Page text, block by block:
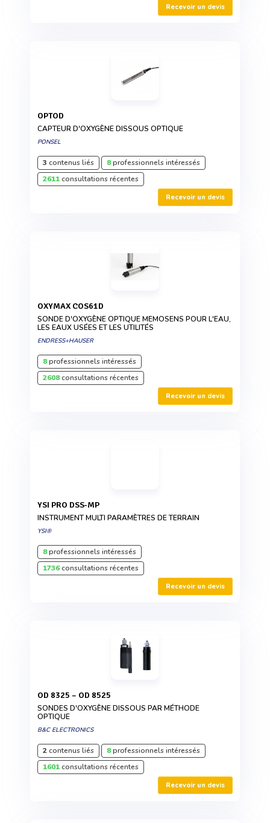
Recevoir un devis
OPTOD
CAPTEUR D'OXYGÈNE DISSOUS OPTIQUE
PONSEL
3 contenus liés 8professionnels intéressés
2611consultations récentes
Recevoir un devis
OXYMAX COS61D
SONDE D'OXYGÈNE OPTIQUE MEMOSENS POUR L'EAU,
LES EAUX USÉES ET LES UTILITÉS
ENDRESS+HAUSER
8professionnels intéressés
2608consultations récentes
Recevoir un devis
YSI PRO DSS-MP
INSTRUMENT MULTI PARAMÈTRES DE TERRAIN
YSI®
8professionnels intéressés
1736consultations récentes
Recevoir un devis
OD 8325 – OD 8525
SONDES D'OXYGÈNE DISSOUS PAR MÉTHODE
OPTIQUE
B&C ELECTRONICS
2contenus liés 8professionnels intéressés
1601consultations récentes
Recevoir un devis